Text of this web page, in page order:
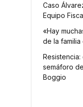
Caso
Equipo
«Hay
de la familia
semáforo
Boggio